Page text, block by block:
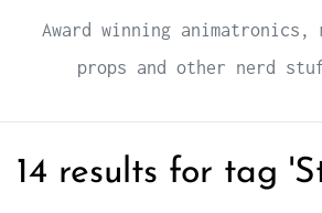
Award winning animatronics,
props and other nerd
14 results for tag